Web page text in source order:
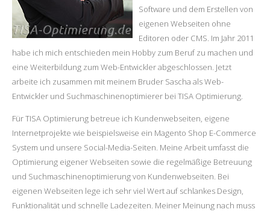
Software und dem Erstellen von
eigenen Webseiten ohne
Editoren oder CMS. Im Jahr 2011
habe ich mich entschieden mein Hobby zum Beruf zu machen und
eine Weiterbildung zum Web-Entwickler abgeschlossen. Jetzt
arbeite ich zusammen mit meinem Bruder Sascha als Web-
Entwickler und Suchmaschinenoptimierer bei TISA Optimierung.
Für TISA Optimierung betreue ich Kundenwebseiten, eigene
Internetprojekte wie beispielsweise ein Magento Shop E-Commerce
System und unsere Social-Media-Seiten. Meine Arbeit umfasst die
Optimierung eigener Webseiten sowie die regelmäßige Betreuung
und Suchmaschinenoptimierung von Kundenwebseiten. Bei
eigenen Webseiten lege ich sehr viel Wert auf schlankes Design,
Funktionalität und schnelle Ladezeiten. Meiner Meinung nach muss